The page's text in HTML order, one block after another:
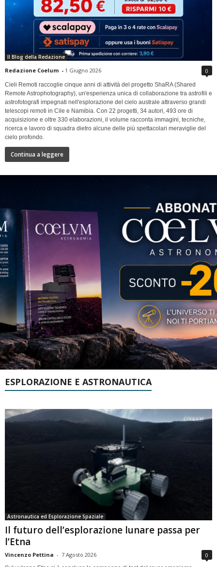
Il Blog della Redazione
Redazione Coelum - 1 Giugno 2026 0
Cieli Remoti raccoglie cinque anni di attività del progetto ShaRA (Shared
Remote Astrophotography), un'esperienza unica di collaborazione tra astrofili e
astrofotografi impegnati nell'esplorazione del cielo australe attraverso grandi
telescopi remoti in Cile e Namibia. Con 22 progetti, 34 autori, 493 ore di
acquisizione e oltre 330 elaborazioni, il volume racconta immagini, tecniche,
ricerca e lavoro di squadra dietro alcune delle più spettacolari meraviglie del
cielo profondo.
Continua a leggere
ESPLORAZIONE E ASTRONAUTICA
Astronautica ed Esplorazione Spaziale
Il futuro dell’esplorazione lunare passa per
l’Etna
Vincenzo Pettina - 7 Agosto 2026 0